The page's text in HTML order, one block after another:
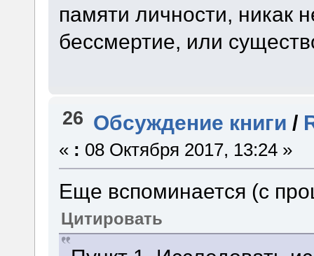
памяти личности, никак
бессмертие, или
26 Обсуждение книги /
« : 08 Октября 2017, 13:24 »
Еще вспоминается (с
Цитировать